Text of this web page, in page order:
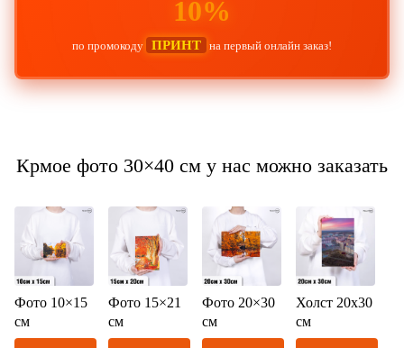
10%
по промокоду ПРИНТ на первый онлайн заказ!
Крмое фото 30×40 см у нас можно заказать
Фото 10×15
см
Фото 15×21
см
Фото 20×30
см
Холст 20х30
см